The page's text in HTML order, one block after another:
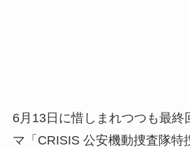
6月13日に惜しまれつつも最終
マ「CRISIS 公安機動捜査隊特